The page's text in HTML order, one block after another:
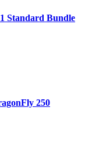
Standard Bundle
250